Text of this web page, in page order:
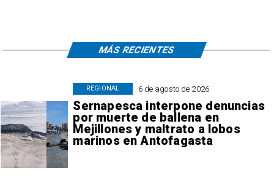
6 de agosto de 2026
Sernapesca interpone denuncias
por muerte de ballena en
Mejillones y maltrato a lobos
marinos en Antofagasta
REGIONAL
MÁS RECIENTES